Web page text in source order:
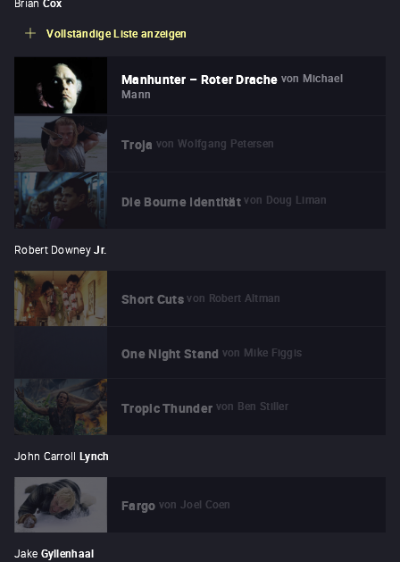
Vollständige Liste anzeigen
Manhunter – Roter Drache von Michael
Mann
Troja von Wolfgang Petersen
Die Bourne Identität von Doug Liman
Robert Downey Jr.
Short Cuts von Robert Altman
One Night Stand von Mike Figgis
Tropic Thunder von Ben Stiller
John Carroll Lynch
Fargo von Joel Coen
Jake Gyllenhaal